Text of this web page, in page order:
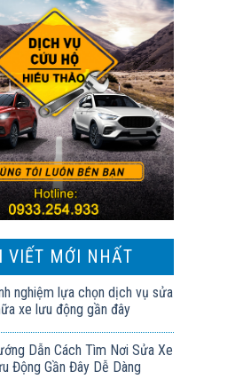
VIẾT MỚI NHẤT
nghiệm lựa chọn dịch vụ sửa
xe lưu động gần đây
Dẫn Cách Tìm Nơi Sửa Xe
Động Gần Đây Dễ Dàng